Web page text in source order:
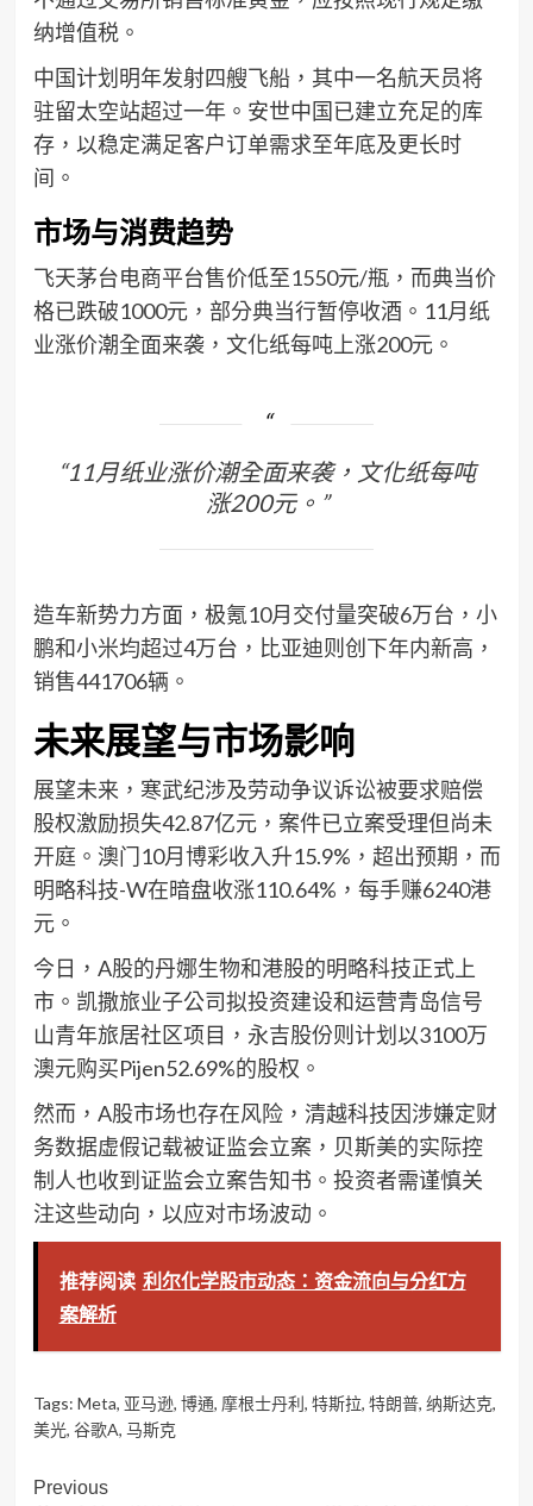
纳增值税。
中国计划明年发射四艘飞船，其中一名航天员将
驻留太空站超过一年。安世中国已建立充足的库
存，以稳定满足客户订单需求至年底及更长时
间。
市场与消费趋势
飞天茅台电商平台售价低至1550元/瓶，而典当价
格已跌破1000元，部分典当行暂停收酒。11月纸
业涨价潮全面来袭，文化纸每吨上涨200元。
“11月纸业涨价潮全面来袭，文化纸每吨
涨200元。”
造车新势力方面，极氪10月交付量突破6万台，小
鹏和小米均超过4万台，比亚迪则创下年内新高，
销售441706辆。
未来展望与市场影响
展望未来，寒武纪涉及劳动争议诉讼被要求赔偿
股权激励损失42.87亿元，案件已立案受理但尚未
开庭。澳门10月博彩收入升15.9%，超出预期，而
明略科技-W在暗盘收涨110.64%，每手赚6240港
元。
今日，A股的丹娜生物和港股的明略科技正式上
市。凯撒旅业子公司拟投资建设和运营青岛信号
山青年旅居社区项目，永吉股份则计划以3100万
澳元购买Pijen52.69%的股权。
然而，A股市场也存在风险，清越科技因涉嫌定财
务数据虚假记载被证监会立案，贝斯美的实际控
制人也收到证监会立案告知书。投资者需谨慎关
注这些动向，以应对市场波动。
推荐阅读 利尔化学股市动态：资金流向与分红方
案解析
Tags: Meta, 亚马逊, 博通, 摩根士丹利, 特斯拉, 特朗普, 纳斯达克,
美光, 谷歌A, 马斯克
Post
Previous